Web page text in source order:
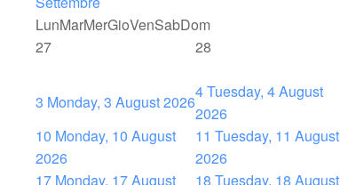
LunMarMerGioVenSabDom
27
28
3 Monday, 3 August 2026
4Tuesday, 4 August
2026
10 Monday, 10 August
2026
11 Tuesday, 11 August
2026
17 Monday, 17 August
18 Tuesday, 18 August